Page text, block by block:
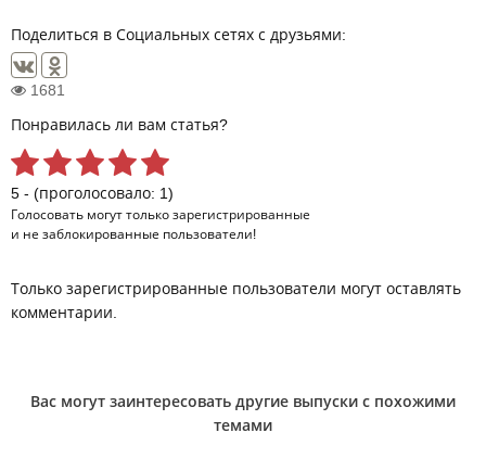
Поделиться в Социальных сетях с друзьями:
1681
Понравилась ли вам статья?
5 - (проголосовало: 1)
Голосовать могут только зарегистрированные
и не заблокированные пользователи!
Только зарегистрированные пользователи могут оставлять
комментарии.
Вас могут заинтересовать другие выпуски с похожими
темами